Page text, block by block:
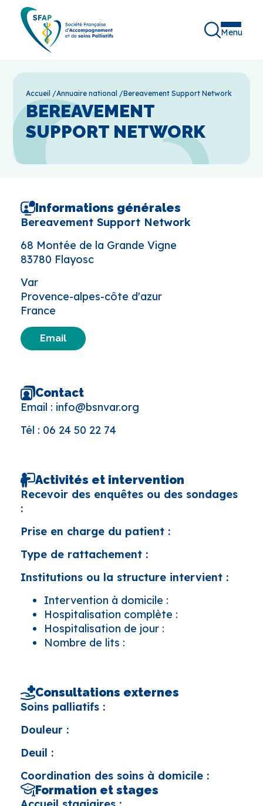
Menu
Accueil /Annuaire national /Bereavement Support Network
BEREAVEMENT
SUPPORT NETWORK
Informations générales
Bereavement Support Network
68 Montée de la Grande Vigne
83780 Flayosc
Var
Provence-alpes-côte d'azur
France
Email
Contact
Email : info@bsnvar.org
Tél : 06 24 50 22 74
Activités et intervention
Recevoir des enquêtes ou des sondages
:
Prise en charge du patient :
Type de rattachement :
Institutions ou la structure intervient :
Intervention à domicile :
Hospitalisation complète :
Hospitalisation de jour :
Nombre de lits :
Consultations externes
Soins palliatifs :
Douleur :
Deuil :
Coordination des soins à domicile :
Formation et stages